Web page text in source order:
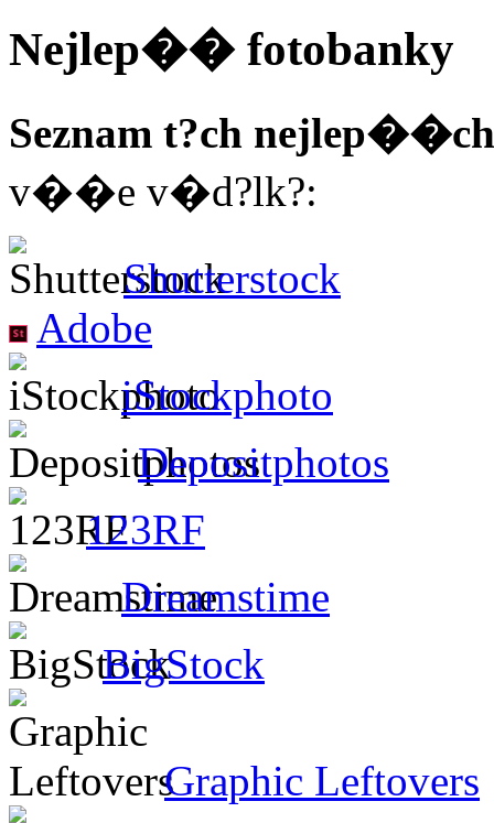
Nejlep�� fotobanky
Seznam t?ch
v��e v�d?lk?:
Shutterstock
Adobe
iStockphoto
Depositphotos
123RF
Dreamstime
BigStock
Graphic Leftovers